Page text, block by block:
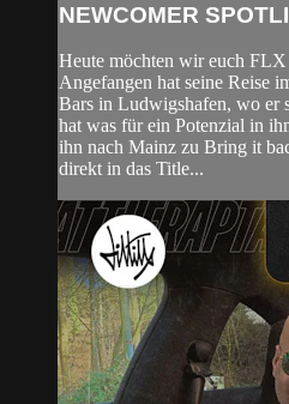
NEWCOMER
Heute möchten wir euch
Angefangen hat seine Reise
Bars in Ludwigshafen, wo er
hat was für ein Potenzial in
ihn nach Mainz zu Bring it
direkt in das Title...